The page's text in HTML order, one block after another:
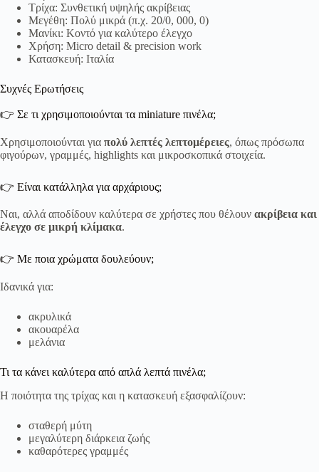
Τρίχα: Συνθετική υψηλής ακρίβειας
Μεγέθη: Πολύ μικρά (π.χ. 20/0, 000, 0)
Μανίκι: Κοντό για καλύτερο έλεγχο
Χρήση: Micro detail & precision work
Κατασκευή: Ιταλία
Συχνές Ερωτήσεις
👉 Σε τι χρησιμοποιούνται τα miniature πινέλα;
Χρησιμοποιούνται για πολύ λεπτές λεπτομέρειες, όπως πρόσωπα
φιγούρων, γραμμές, highlights και μικροσκοπικά στοιχεία.
👉 Είναι κατάλληλα για αρχάριους;
Ναι, αλλά αποδίδουν καλύτερα σε χρήστες που θέλουν ακρίβεια και
έλεγχο σε μικρή κλίμακα.
👉 Με ποια χρώματα δουλεύουν;
Ιδανικά για:
ακρυλικά
ακουαρέλα
μελάνια
Τι τα κάνει καλύτερα από απλά λεπτά πινέλα;
Η ποιότητα της τρίχας και η κατασκευή εξασφαλίζουν:
σταθερή μύτη
μεγαλύτερη διάρκεια ζωής
καθαρότερες γραμμές